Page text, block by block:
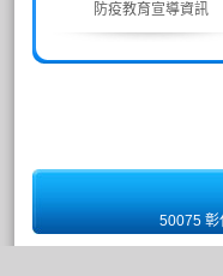
防疫教育宣導資訊
50075 彰